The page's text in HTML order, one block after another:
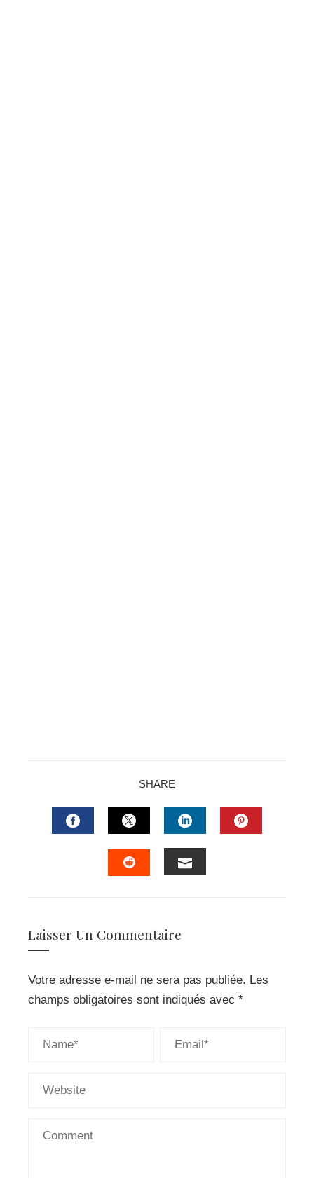
SHARE
FACEBOOKTWITTERLINKEDIN
Laisser Un Commentaire
Votre adresse e-mail ne sera pas publiée. Les
champs obligatoires sont indiqués avec *